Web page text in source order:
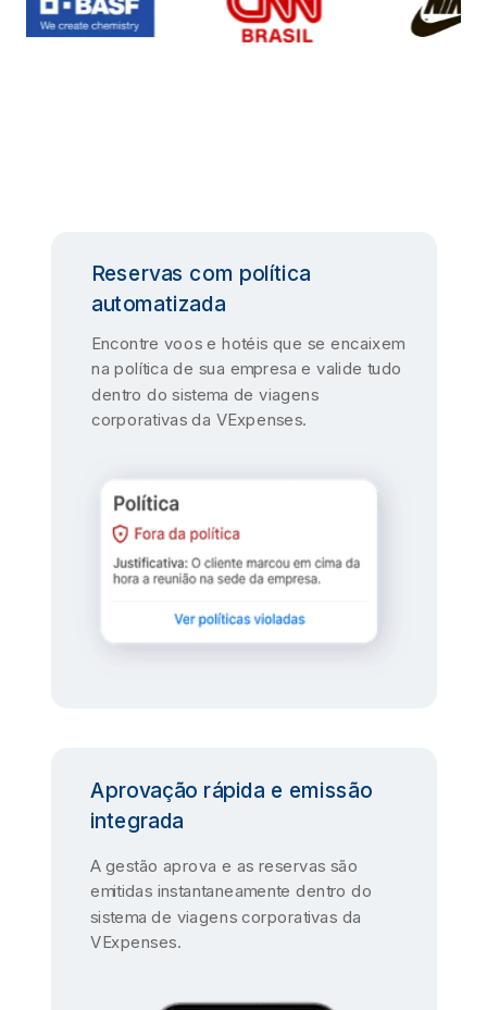
Reservas com política
automatizada
Encontre voos e hotéis que se encaixem
na política de sua empresa e valide tudo
dentro do sistema de viagens
corporativas da VExpenses.
Aprovação rápida e emissão
integrada
A gestão aprova e as reservas são
emitidas instantaneamente dentro do
sistema de viagens corporativas da
VExpenses.